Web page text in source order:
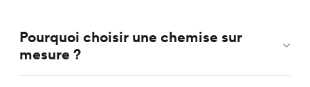
Pourquoi choisir une chemise sur
mesure ?